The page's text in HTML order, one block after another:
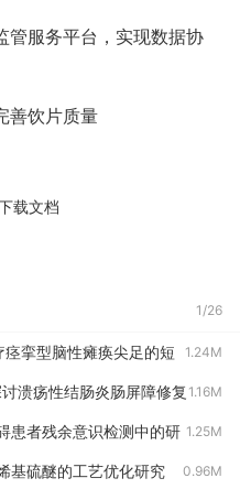
服务平台，实现数据协
饮片质量
载文档
1/26
1.24M
挛型脑性瘫痪尖足的短
1.16M
溃疡性结肠炎肠屏障修复
1.25M
患者残余意识检测中的研
0.96M
基硫醚的工艺优化研究